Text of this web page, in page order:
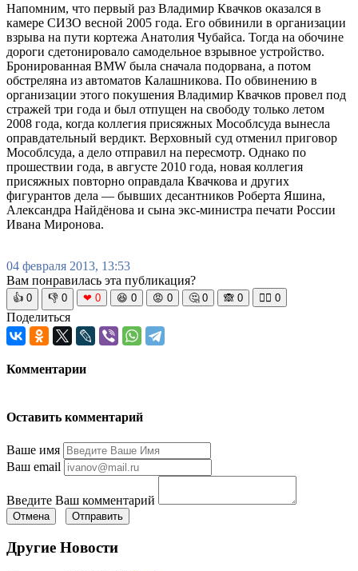
Напомним, что первый раз Владимир Квачков оказался в
камере СИЗО весной 2005 года. Его обвинили в организации
взрыва на пути кортежа Анатолия Чубайса. Тогда на обочине
дороги сдетонировало самодельное взрывное устройство.
Бронированная BMW была сначала подорвана, а потом
обстреляна из автоматов Калашникова. По обвинению в
организации этого покушения Владимир Квачков провел под
стражей три года и был отпущен на свободу только летом
2008 года, когда коллегия присяжных Мособлсуда вынесла
оправдательный вердикт. Верховный суд отменил приговор
Мособлсуда, а дело отправил на пересмотр. Однако по
прошествии года, в августе 2010 года, новая коллегия
присяжных повторно оправдала Квачкова и других
фигурантов дела — бывших десантников Роберта Яшина,
Александра Найдёнова и сына экс-министра печати России
Ивана Миронова.
04 февраля 2013, 13:53
Вам понравилась эта публикация?
👍 0 👎 0 ❤ 0 😆 0 😡 0 🤔 0 🙈 0 🧘‍♀️ 0
Поделиться
Комментарии
Оставить комментарий
Ваше имя
Ваш email
Введите Ваш комментарий
Отмена Отправить
Другие Новости